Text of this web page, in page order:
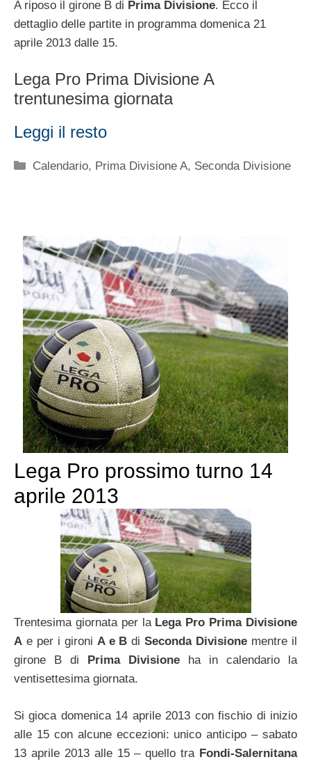
A riposo il girone B di Prima Divisione. Ecco il
dettaglio delle partite in programma domenica 21
aprile 2013 dalle 15.
Lega Pro Prima Divisione A
trentunesima giornata
Leggi il resto
Categorie
Calendario, Prima Divisione A, Seconda Divisione
Lega Pro prossimo turno 14
aprile 2013
Trentesima giornata per la Lega Pro Prima Divisione
A e per i gironi A e B diSeconda Divisione mentre il
girone B di
Prima Divisione ha in calendario la
ventisettesima giornata.
Si gioca domenica 14 aprile 2013 con fischio di inizio
alle 15 con alcune eccezioni: unico anticipo – sabato
13 aprile 2013 alle 15 – quello tra Fondi-Salernitana